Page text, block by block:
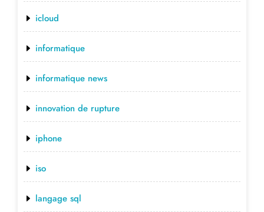
icloud
informatique
informatique news
innovation de rupture
iphone
iso
langage sql